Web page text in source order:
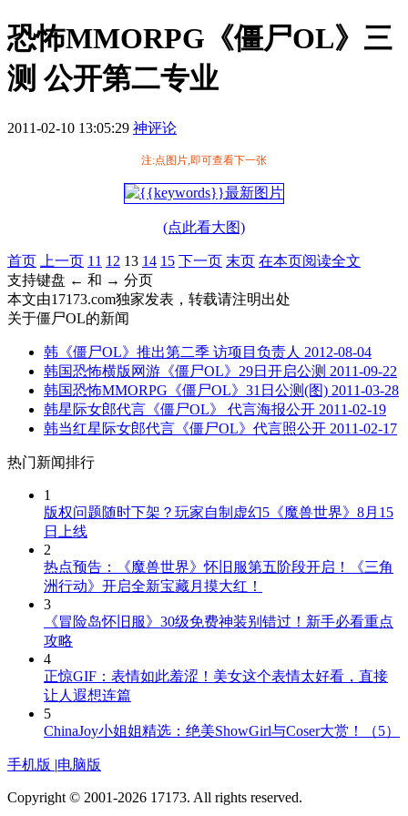
恐怖MMORPG《僵尸OL》三
测 公开第二专业
2011-02-10 13:05:29 神评论
注:点图片,即可查看下一张
(点此看大图)
首页 上一页 11 12 13 14 15 下一页 末页 在本页阅读全文
支持键盘 ← 和 → 分页
本文由17173.com独家发表，转载请注明出处
关于僵尸OL的新闻
韩《僵尸OL》推出第二季 访项目负责人 2012-08-04
韩国恐怖横版网游《僵尸OL》29日开启公测 2011-09-22
韩国恐怖MMORPG《僵尸OL》31日公测(图) 2011-03-28
韩星际女郎代言《僵尸OL》 代言海报公开 2011-02-19
韩当红星际女郎代言《僵尸OL》代言照公开 2011-02-17
热门新闻排行
1
版权问题随时下架？玩家自制虚幻5《魔兽世界》8月15
日上线
2
热点预告：《魔兽世界》怀旧服第五阶段开启！《三角
洲行动》开启全新宝藏月摸大红！
3
《冒险岛怀旧服》30级免费神装别错过！新手必看重点
攻略
4
正惊GIF：表情如此羞涩！美女这个表情太好看，直接
让人遐想连篇
5
ChinaJoy小姐姐精选：绝美ShowGirl与Coser大赏！（5）
手机版 |电脑版
Copyright © 2001-2026 17173. All rights reserved.